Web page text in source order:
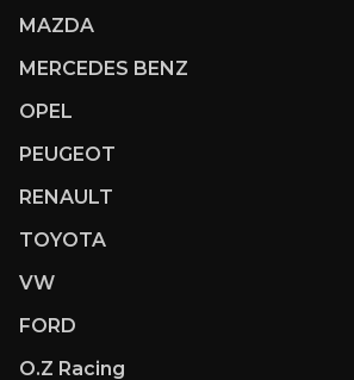
MAZDA
MERCEDES BENZ
OPEL
PEUGEOT
RENAULT
TOYOTA
VW
FORD
O.Z Racing